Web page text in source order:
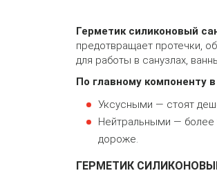
Герметик силиконовый
предотвращает протечки,
для работы в санузлах,
По главному компоненту
Уксусными — стоят
Нейтральными — более
дороже.
ГЕРМЕТИК